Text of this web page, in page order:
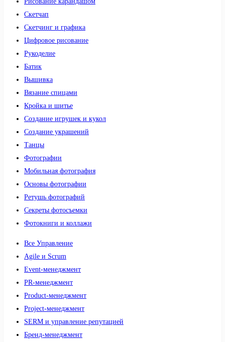
Скетчап
Скетчинг и графика
Цифровое рисование
Рукоделие
Батик
Вышивка
Вязание спицами
Кройка и шитье
Создание игрушек и кукол
Создание украшений
Танцы
Фотографии
Мобильная фотография
Основы фотографии
Ретушь фотографий
Секреты фотосъемки
Фотокниги и коллажи
Все Управление
Agile и Scrum
Event-менеджмент
PR-менеджмент
Product-менеджмент
Project-менеджмент
SERM и управление репутацией
Бренд-менеджмент